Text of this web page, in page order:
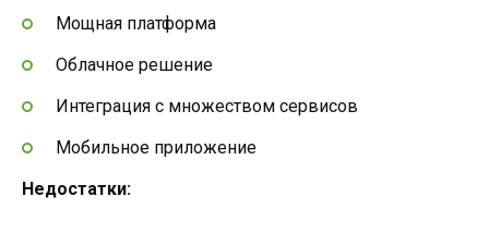
Мощная платформа
Облачное решение
Интеграция с множеством сервисов
Мобильное приложение
Недостатки: